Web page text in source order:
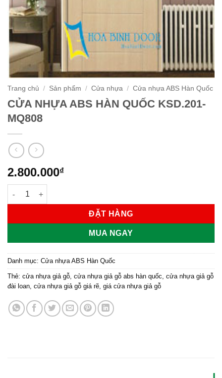
Trang chủ / Sản phẩm / Cửa nhựa / Cửa nhựa ABS Hàn Quốc
CỬA NHỰA ABS HÀN QUỐC KSD.201-
MQ808
2.800.000₫
CỬA NHỰA ABS HÀN QUỐC KSD.201-MQ808 số lượng
ĐẶT HÀNG
MUA NGAY
Danh mục: Cửa nhựa ABS Hàn Quốc
Thẻ: cửa nhựa giả gỗ, cửa nhựa giả gỗ abs hàn quốc, cửa nhựa giả gỗ
đài loan, cửa nhựa giả gỗ giá rẽ, giá cửa nhựa giả gỗ